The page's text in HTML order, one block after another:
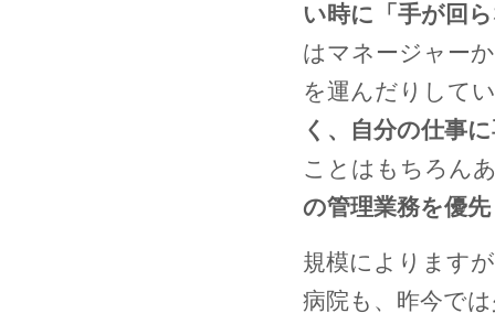
い時に「手が回
はマネージャー
を運んだりして
く、自分の仕事
ことはもちろん
の管理業務を優先
規模によります
病院も、昨今で